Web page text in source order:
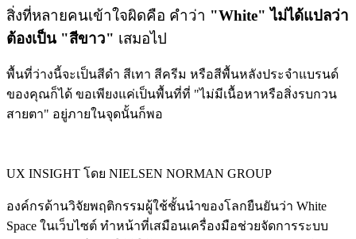
สิ่งที่หลายคนเข้าใจผิดคือ คำว่า "White" ไม่ได้แปลว่า
ต้องเป็น "สีขาว" เสมอไป
พื้นที่ว่างนี้จะเป็นสีดำ สีเทา สีครีม หรือสีพื้นหลังประจำแบรนด์
ของคุณก็ได้ ขอเพียงแค่เป็นพื้นที่ที่ "ไม่มีเนื้อหาหรือสิ่งรบกวน
สายตา" อยู่ภายในจุดนั้นก็พอ
UX INSIGHT โดย NIELSEN NORMAN GROUP
องค์กรด้านวิจัยพฤติกรรมผู้ใช้ชั้นนำของโลกยืนยันว่า White
Space ในเว็บไซต์ ทำหน้าที่เสมือนเครื่องมือช่วยจัดการระบบ